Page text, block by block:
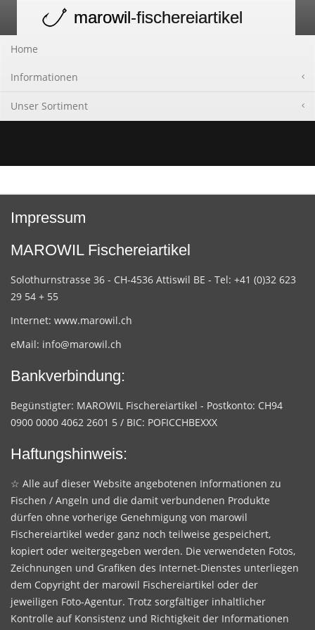
navigation
marowil-fischereiartikel
Home
Informationen
Unser Sortiment
Impressum
MAROWIL Fischereiartikel
Solothurnstrasse 36 - CH-4536 Attiswil BE - Tel: +41 (0)32 623
29 54 + 55
Internet: www.marowil.ch
eMail: info@marowil.ch
Bankverbindung:
Begünstigter: MAROWIL Fischereiartikel - Postkonto: CH94
0900 0000 4062 2601 5 / BIC: POFICCHBEXXX
Haftungshinweis:
☆ Alle auf dieser Website angebotenen Informationen zu
Fischen / Angeln und die damit verbundenen Produkte
dürfen ohne vorherige Genehmigung von marowil
Fischereiartikel weder ganz noch teilweise gespeichert,
kopiert oder weitergegeben werden. Die verwendeten Fotos,
Zeichnungen und Grafiken des Internet-Dienstes unterliegen
dem Copyright der marowil Fischereiartikel oder der
jeweiligen Foto-Agentur. Trotz sorgfältiger inhaltlicher
Kontrolle auf Konsistenz und Richtigkeit der Informationen